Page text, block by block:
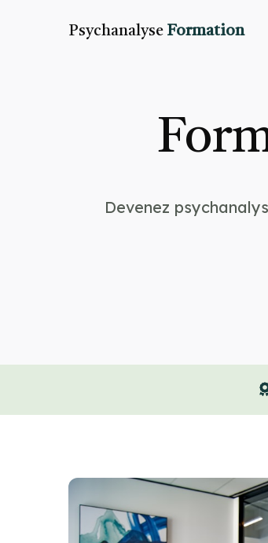
Psychanalyse Formation
Devenez